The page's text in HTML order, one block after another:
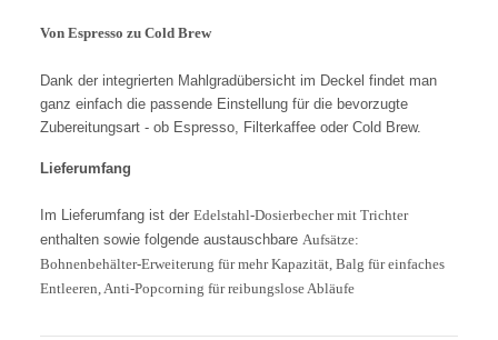
Von Espresso zu Cold Brew
Dank der integrierten Mahlgradübersicht im Deckel findet man
ganz einfach die passende Einstellung für die bevorzugte
Zubereitungsart - ob Espresso, Filterkaffee oder Cold Brew.
Lieferumfang
Im Lieferumfang ist der Edelstahl-Dosierbecher mit Trichter
enthalten sowie folgende austauschbare Aufsätze:
Bohnenbehälter-Erweiterung für mehr Kapazität, Balg für einfaches
Entleeren, Anti-Popcorning für reibungslose Abläufe